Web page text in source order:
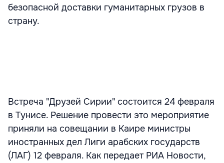
безопасной доставки гуманитарных грузов в
страну.
Встреча "Друзей Сирии" состоится 24 февраля
в Тунисе. Решение провести это мероприятие
приняли на совещании в Каире министры
иностранных дел Лиги арабских государств
(ЛАГ) 12 февраля. Как передает РИА Новости,